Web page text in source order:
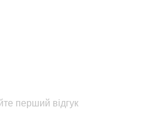
перший відгук